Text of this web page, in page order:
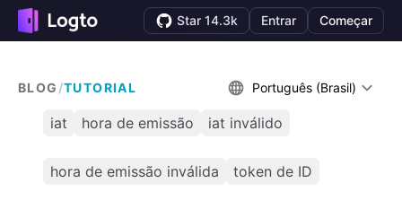
Star 14.3k Entrar Começar
BLOG /TUTORIAL Português (Brasil)
iat hora de emissão iat inválido
hora de emissão inválida token de ID